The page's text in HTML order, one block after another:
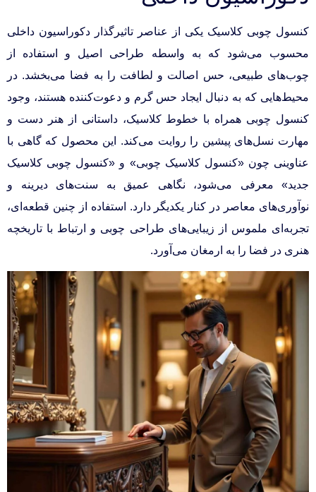
کنسول چوبی کلاسیک یکی از عناصر تاثیرگذار دکوراسیون داخلی
محسوب می‌شود که به واسطه طراحی اصیل و استفاده از
چوب‌های طبیعی، حس اصالت و لطافت را به فضا می‌بخشد. در
محیط‌هایی که به دنبال ایجاد حس گرم و دعوت‌کننده هستند، وجود
کنسول چوبی همراه با خطوط کلاسیک، داستانی از هنر دست و
مهارت نسل‌های پیشین را روایت می‌کند. این محصول که گاهی با
عناوینی چون «کنسول کلاسیک چوبی» و «کنسول چوبی کلاسیک
جدید» معرفی می‌شود، نگاهی عمیق به سنت‌های دیرینه و
نوآوری‌های معاصر در کنار یکدیگر دارد. استفاده از چنین قطعه‌ای،
تجربه‌ای ملموس از زیبایی‌های طراحی چوبی و ارتباط با تاریخچه
هنری در فضا را به ارمغان می‌آورد.